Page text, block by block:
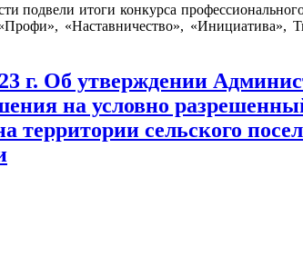
подвели итоги конкурса
«Наставничество»,
г. Об утверждении
на условно
территории сельского